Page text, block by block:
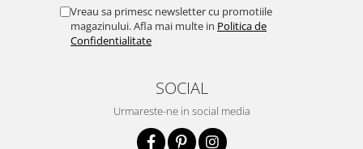
Vreau sa primesc newsletter cu promotiile
magazinului. Afla mai multe in Politica de
Confidentialitate
SOCIAL
Urmareste-ne in social media